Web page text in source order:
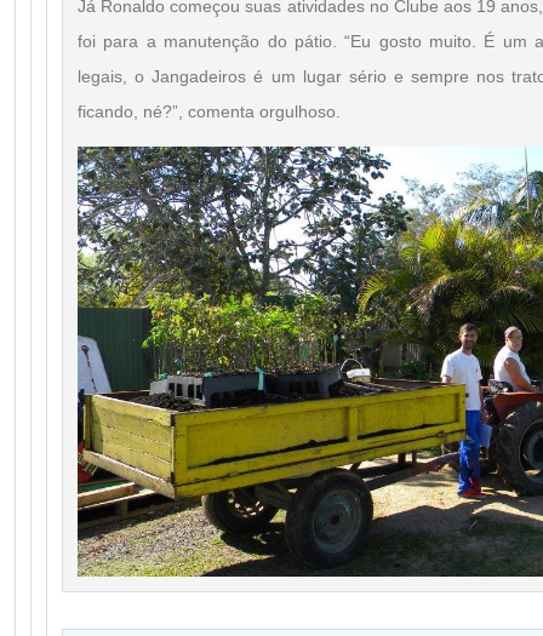
Já Ronaldo começou suas atividades no Clube aos 19
foi para a manutenção do pátio. “Eu gosto muito. É um
legais, o Jangadeiros é um lugar sério e sempre nos
ficando, né?”, comenta orgulhoso.